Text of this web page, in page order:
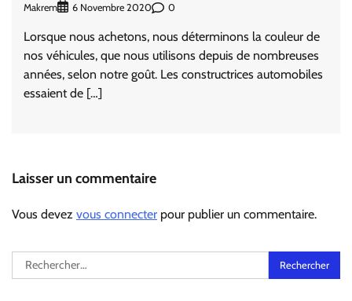
Makrem 6 Novembre 2020 0
Lorsque nous achetons, nous déterminons la couleur de
nos véhicules, que nous utilisons depuis de nombreuses
années, selon notre goût. Les constructrices automobiles
essaient de […]
Laisser un commentaire
Vous devez vous connecter pour publier un commentaire.
Rechercher :